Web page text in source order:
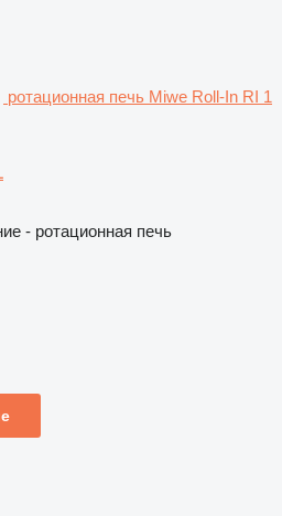
ротационная печь Miwe Roll-In RI 1
- ротационная печь